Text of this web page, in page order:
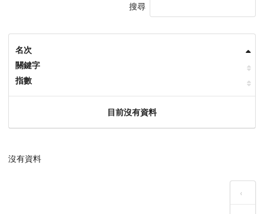
搜尋
名次
關鍵字
指數
目前沒有資料
沒有資料
‹